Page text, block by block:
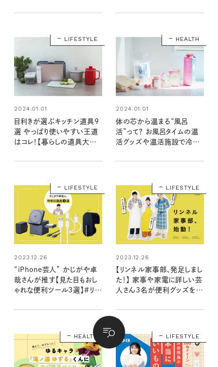
LIFESTYLE
2024.01.01
目利きが選ぶキッチン道具9
選 やっぱり使いやすい王道
はコレ！【暮らしの道具大賞
HEALTH
2024.01.01
体の芯から温まる“風呂
活”って？ お風呂タイムの温
活グッズや温活施設で冷え
LIFESTYLE
2023.12.26
“iPhone芸人” かじがや卓
哉さんが推す【見た目もおし
ゃれな便利ツール3選】#リン
LIFESTYLE
2023.12.26
【リンネル家事部、発足しまし
た！】 家事や家電に詳しい芸
人さん3名が便利グッズを紹
HEALTH LIFESTYLE